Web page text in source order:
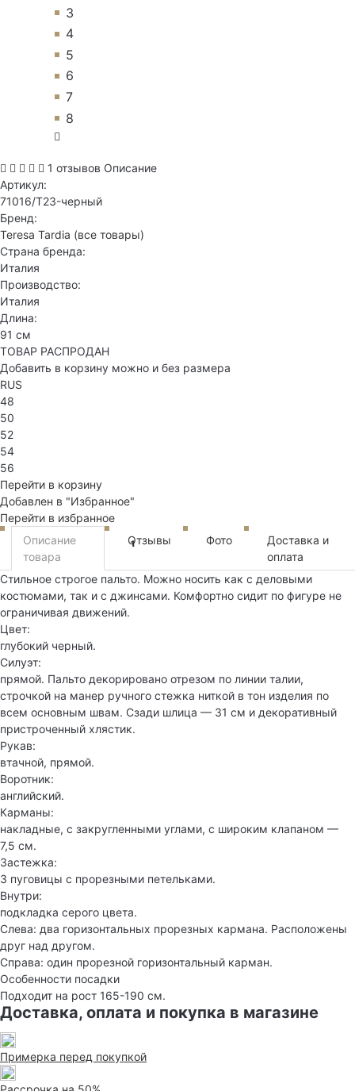
3
4
5
6
7
8
1 отзывов Описание
Артикул:
71016/T23-черный
Бренд:
Teresa Tardia (все товары)
Страна бренда:
Италия
Производство:
Италия
Длина:
91 см
ТОВАР РАСПРОДАН
Добавить в корзину можно и без размера
RUS
48
50
52
54
56
Перейти в корзину
Добавлен в "Избранное"
Перейти в избранное
Описание
товара
Отзывы
1 Фото
Доставка и
оплата
Стильное строгое пальто. Можно носить как с деловыми
костюмами, так и с джинсами. Комфортно сидит по фигуре не
ограничивая движений.
Цвет:
глубокий черный.
Силуэт:
прямой. Пальто декорировано отрезом по линии талии,
строчкой на манер ручного стежка ниткой в тон изделия по
всем основным швам. Сзади шлица — 31 см и декоративный
пристроченный хлястик.
Рукав:
втачной, прямой.
Воротник:
английский.
Карманы:
накладные, с закругленными углами, с широким клапаном —
7,5 см.
Застежка:
3 пуговицы с прорезными петельками.
Внутри:
подкладка серого цвета.
Слева: два горизонтальных прорезных кармана. Расположены
друг над другом.
Справа: один прорезной горизонтальный карман.
Особенности посадки
Подходит на рост 165-190 см.
Доставка, оплата и покупка в магазине
Примерка перед покупкой